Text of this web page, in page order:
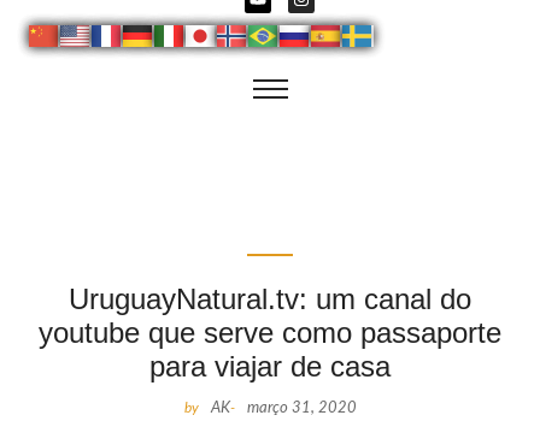
UruguayNatural.tv: um canal do
youtube que serve como passaporte
para viajar de casa
by AK- março 31, 2020